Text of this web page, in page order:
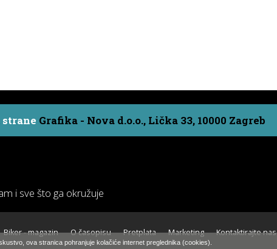
Grafika - Nova d.o.o., Lička 33, 10000 Zagreb
i sve što ga okružuje
Biker - magazin O časopisu Pretplata Marketing Kontaktirajte nas
ova stranica pohranjuje kolačiće internet preglednika (cookies).